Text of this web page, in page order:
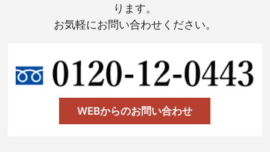
ります。
お気軽にお問い合わせください。
WEBからのお問い合わせ